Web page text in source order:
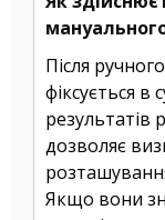
Після
фіксується в
результатів
дозволяє
Якщо вони